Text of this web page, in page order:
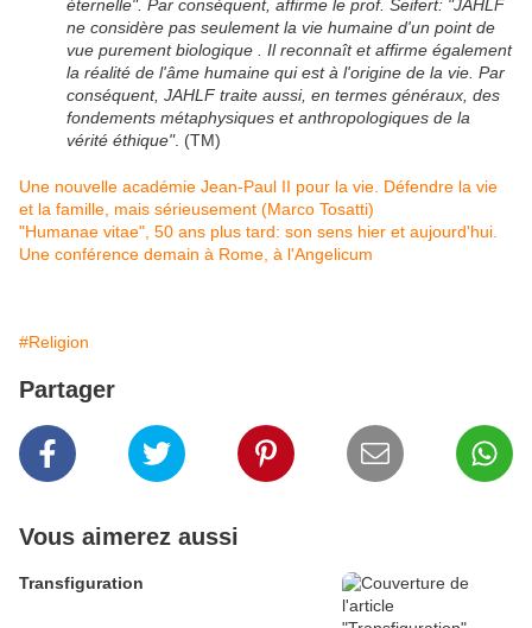
éternelle". Par conséquent, affirme le prof. Seifert: "JAHLF
ne considère pas seulement la vie humaine d'un point de
vue purement biologique . Il reconnaît et affirme également
la réalité de l'âme humaine qui est à l'origine de la vie. Par
conséquent, JAHLF traite aussi, en termes généraux, des
fondements métaphysiques et anthropologiques de la
vérité éthique". (TM)
Une nouvelle académie Jean-Paul II pour la vie. Défendre la vie
et ​​la famille, mais sérieusement (Marco Tosatti)
"Humanae vitae", 50 ans plus tard: son sens hier et aujourd'hui.
Une conférence demain à Rome, à l'Angelicum
#Religion
Partager
Vous aimerez aussi
Transfiguration